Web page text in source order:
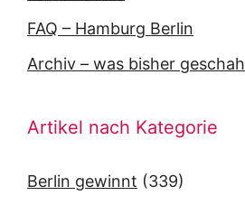
FAQ – Hamburg Berlin
Archiv – was bisher geschah
Artikel nach Kategorie
Berlin gewinnt (339)